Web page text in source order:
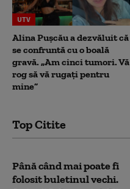
UTV
Alina Pușcău a dezvăluit că
se confruntă cu o boală
gravă. „Am cinci tumori. Vă
rog să vă rugați pentru
mine”
Top Citite
Până când mai poate fi
folosit buletinul vechi.